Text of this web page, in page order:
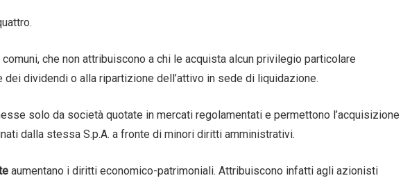
che non attribuiscono a chi le acquista alcun privilegio particolare
dividendi o alla ripartizione dell’attivo in sede di liquidazione.
solo da società quotate in mercati regolamentati e permettono l’acquisizione
dalla stessa S.p.A. a fronte di minori diritti amministrativi.
aumentano i diritti economico-patrimoniali. Attribuiscono infatti agli azionisti